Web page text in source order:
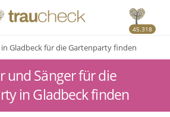
45.318
Gladbeck für die Gartenparty finden
und Sänger für die
in Gladbeck finden